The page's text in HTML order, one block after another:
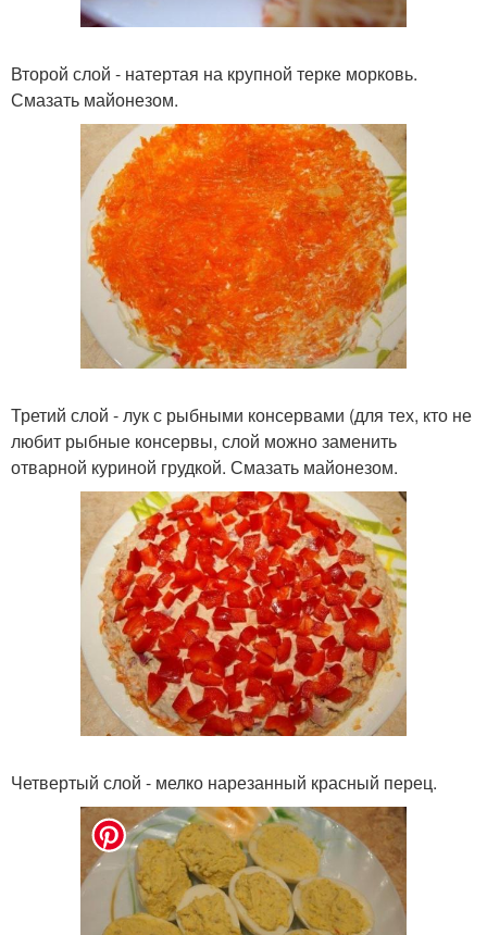
Второй слой - натертая на крупной терке морковь.
Смазать майонезом.
Третий слой - лук с рыбными консервами (для тех, кто не
любит рыбные консервы, слой можно заменить
отварной куриной грудкой. Смазать майонезом.
Четвертый слой - мелко нарезанный красный перец.